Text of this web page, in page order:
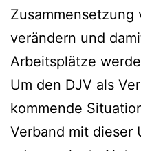
verändern und
Arbeitsplätze
Um den DJV als
kommende
Verband mit dieser